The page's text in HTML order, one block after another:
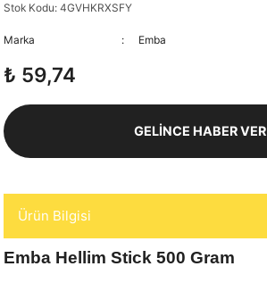
Stok Kodu: 4GVHKRXSFY
Marka Emba
₺ 59,74
GELİNCE HABER VER
Ürün Bilgisi
Emba Hellim Stick 500 Gram